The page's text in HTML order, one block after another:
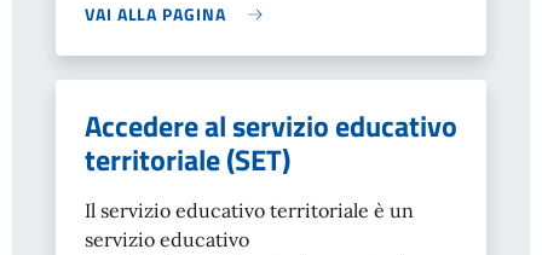
VAI ALLA PAGINA
Accedere al servizio educativo
territoriale (SET)
Il servizio educativo territoriale è un
servizio educativo